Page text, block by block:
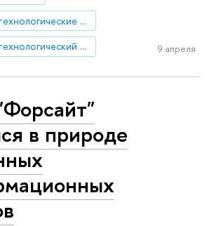
Стратегические технологические проекты
Стратегический технологический проект «Национальный центр социально-экономического и научно-технологического прогнозирования»
9 апреля
в природе